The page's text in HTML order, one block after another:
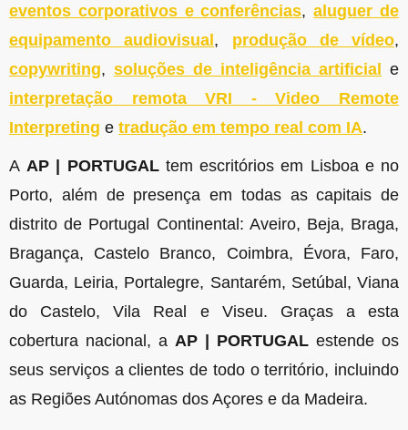
eventos corporativos e conferências,aluguer de
equipamento audiovisual, produção de vídeo,
copywriting, soluções de inteligência artificial e
interpretação remota VRI - Video Remote
Interpreting e tradução em tempo real com IA.
A AP | PORTUGAL tem escritórios em Lisboa e no
Porto, além de presença em todas as capitais de
distrito de Portugal Continental: Aveiro, Beja, Braga,
Bragança, Castelo Branco, Coimbra, Évora, Faro,
Guarda, Leiria, Portalegre, Santarém, Setúbal, Viana
do Castelo, Vila Real e Viseu. Graças a esta
cobertura nacional, a AP | PORTUGAL estende os
seus serviços a clientes de todo o território, incluindo
as Regiões Autónomas dos Açores e da Madeira.